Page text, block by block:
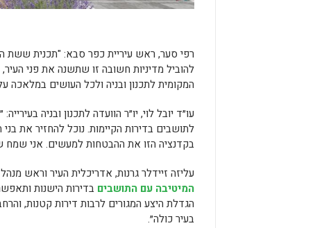
רפי סער, ראש עיריית כפר סבא: "תכנית ששת
להוביל מדיניות חשובה זו שתשנה את פני
המקומית לתכנון ובניה ולכל העושים
עו״ד יובל לוי, יו״ר הוועדה לתכנון ובניה
לתושבים בדירות הקיימות. נוכל להחזיר את
בקדנציה הזו את ההבטחות למעשים. אני שמח
עליזה זיידלר גרנות, אדריכלית העיר וראש
המיטיבה עם התושבים בדירות הישנות
הגדלת היצע המגורים לרבות דירות קטנות,
בעיר כולה״.